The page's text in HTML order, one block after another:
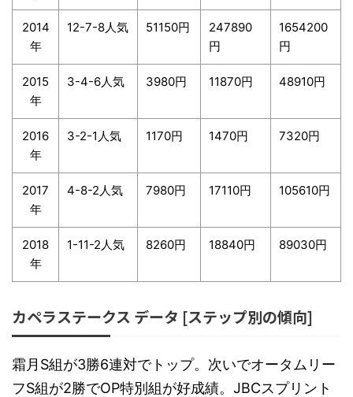
2014
年
12-7-8人気 51150円
247890
円
1654200
円
2015
年
3-4-6人気 3980円 11870円 48910円
2016
年
3-2-1人気 1170円 1470円 7320円
2017
年
4-8-2人気 7980円 17110円 105610円
2018
年
1-11-2人気 8260円 18840円 89030円
カペラステークス データ [ステップ別の傾向]
霜月S組が3勝6連対でトップ。次いでオータムリー
フS組が2勝でOP特別組が好成績。JBCスプリント